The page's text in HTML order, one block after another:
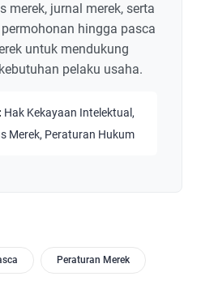
merek, jurnal merek, serta
hingga pasca
untuk mendukung
pelaku usaha.
Hak Kekayaan Intelektual,
Merek, Peraturan Hukum
Peraturan Merek